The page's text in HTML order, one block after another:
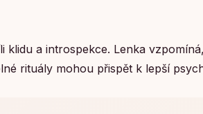
a introspekce. Lenka
rituály mohou přispět k lepší